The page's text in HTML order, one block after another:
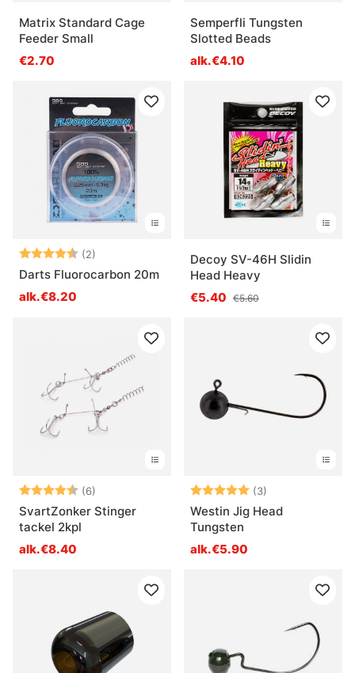
Matrix Standard Cage
Feeder Small
€2.70
Semperfli Tungsten
Slotted Beads
alk.€4.10
Arvio: (2)
4.5 5:sta tähdestä
Darts Fluorocarbon 20m
alk.€8.20
Decoy SV-46H Slidin
Head Heavy
€5.40 €5.60
Arvio: (6)
4.5 5:sta tähdestä
SvartZonker Stinger
tackel 2kpl
alk.€8.40
Arvio: (3)
Westin Jig Head
Tungsten
alk.€5.90